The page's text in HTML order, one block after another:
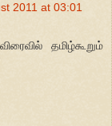
2011 at 03:01
தமிழ்கூறும்